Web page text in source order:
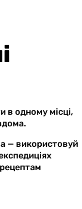
в одному місці,
— використовуй